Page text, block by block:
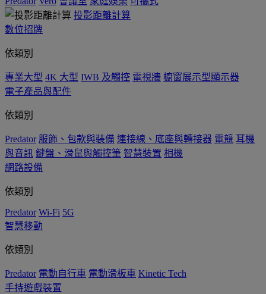
投影距離計算
數位招牌
依類別
專業大型 4K 大型 IWB 及觸控 電視牆 櫥窗展示型顯示器
電子產品與配件
依類別
Predator 服飾、包款與裝備 連接線、底座與轉接器 電競 耳機
與音訊 鍵盤、滑鼠與觸控筆 智慧裝置 相機
網路設備
依類別
Predator Wi-Fi 5G
智慧移動
依類別
Predator 電動自行車 電動滑板車 Kinetic Tech
手持遊戲裝置